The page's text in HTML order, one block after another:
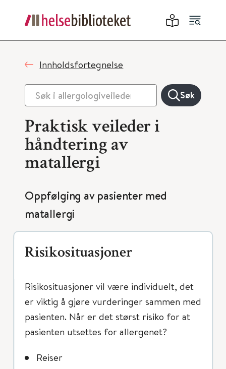
Innholdsfortegnelse
Søk
Praktisk veileder i
håndtering av
matallergi
Oppfølging av pasienter med
matallergi
Risikosituasjoner
Risikosituasjoner vil være individuelt, det
er viktig å gjøre vurderinger sammen med
pasienten. Når er det størst risiko for at
pasienten utsettes for allergenet?
Reiser